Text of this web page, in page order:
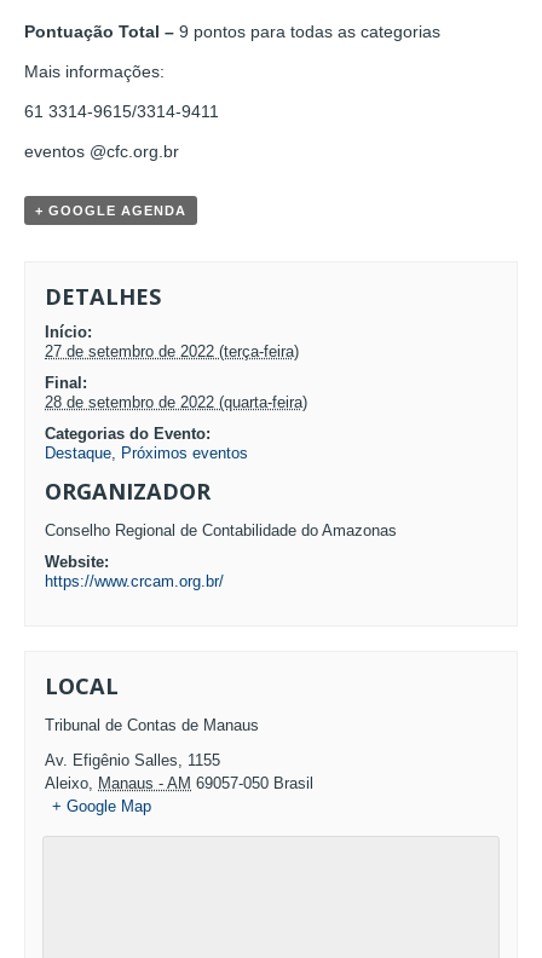
Pontuação Total – 9 pontos para todas as categorias
Mais informações:
61 3314-9615/3314-9411
eventos @cfc.org.br
+ GOOGLE AGENDA
DETALHES
Início:
27 de setembro de 2022 (terça-feira)
Final:
28 de setembro de 2022 (quarta-feira)
Categorias do Evento:
Destaque, Próximos eventos
ORGANIZADOR
Conselho Regional de Contabilidade do Amazonas
Website:
https://www.crcam.org.br/
LOCAL
Tribunal de Contas de Manaus
Av. Efigênio Salles, 1155
Aleixo
Manaus - AM 69057-050 Brasil
+ Google Map